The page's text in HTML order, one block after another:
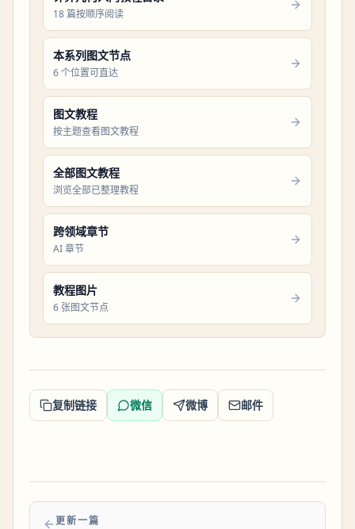
18 篇按顺序阅读
本系列图文节点
6 个位置可直达
图文教程
按主题查看图文教程
全部图文教程
浏览全部已整理教程
跨领域章节
AI 章节
教程图片
6 张图文节点
复制链接 微信 微博 邮件
更新一篇